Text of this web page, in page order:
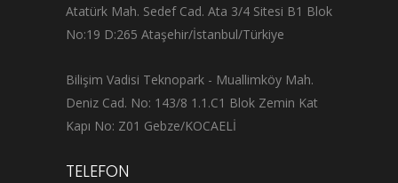
Atatürk Mah. Sedef Cad. Ata 3/4 Sitesi B1 Blok
No:19 D:265 Ataşehir/İstanbul/Türkiye
Bilişim Vadisi Teknopark - Muallimköy Mah.
Deniz Cad. No: 143/8 1.1.C1 Blok Zemin Kat
Kapı No: Z01 Gebze/KOCAELİ
TELEFON